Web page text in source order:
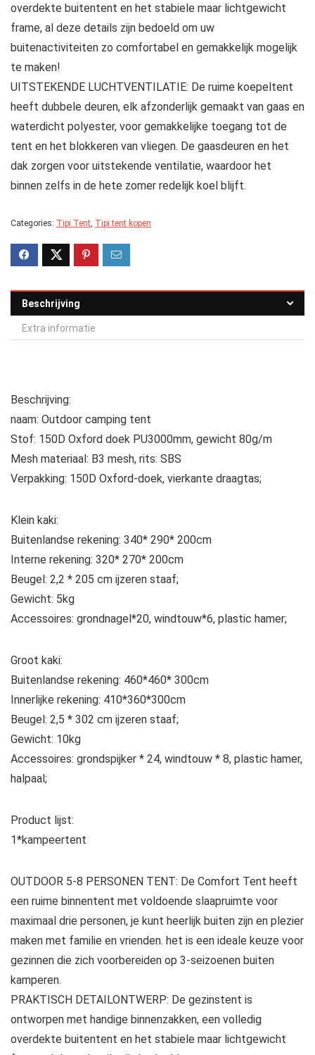
overdekte buitentent en het stabiele maar lichtgewicht
frame, al deze details zijn bedoeld om uw
buitenactiviteiten zo comfortabel en gemakkelijk mogelijk
te maken!
UITSTEKENDE LUCHTVENTILATIE: De ruime koepeltent
heeft dubbele deuren, elk afzonderlijk gemaakt van gaas en
waterdicht polyester, voor gemakkelijke toegang tot de
tent en het blokkeren van vliegen. De gaasdeuren en het
dak zorgen voor uitstekende ventilatie, waardoor het
binnen zelfs in de hete zomer redelijk koel blijft.
Categories: Tipi Tent Tipi tent kopen
Beschrijving
Extra informatie
Beschrijving:
naam: Outdoor camping tent
Stof: 150D Oxford doek PU3000mm, gewicht 80g/m
Mesh materiaal: B3 mesh, rits: SBS
Verpakking: 150D Oxford-doek, vierkante draagtas;
Klein kaki:
Buitenlandse rekening: 340* 290* 200cm
Interne rekening: 320* 270* 200cm
Beugel: 2,2 * 205 cm ijzeren staaf;
Gewicht: 5kg
Accessoires: grondnagel*20, windtouw*6, plastic hamer;
Groot kaki:
Buitenlandse rekening: 460*460* 300cm
Innerlijke rekening: 410*360*300cm
Beugel: 2,5 * 302 cm ijzeren staaf;
Gewicht: 10kg
Accessoires: grondspijker * 24, windtouw * 8, plastic hamer,
halpaal;
Product lijst:
1*kampeertent
OUTDOOR 5-8 PERSONEN TENT: De Comfort Tent heeft
een ruime binnentent met voldoende slaapruimte voor
maximaal drie personen, je kunt heerlijk buiten zijn en plezier
maken met familie en vrienden. het is een ideale keuze voor
gezinnen die zich voorbereiden op 3-seizoenen buiten
kamperen.
PRAKTISCH DETAILONTWERP: De gezinstent is
ontworpen met handige binnenzakken, een volledig
overdekte buitentent en het stabiele maar lichtgewicht